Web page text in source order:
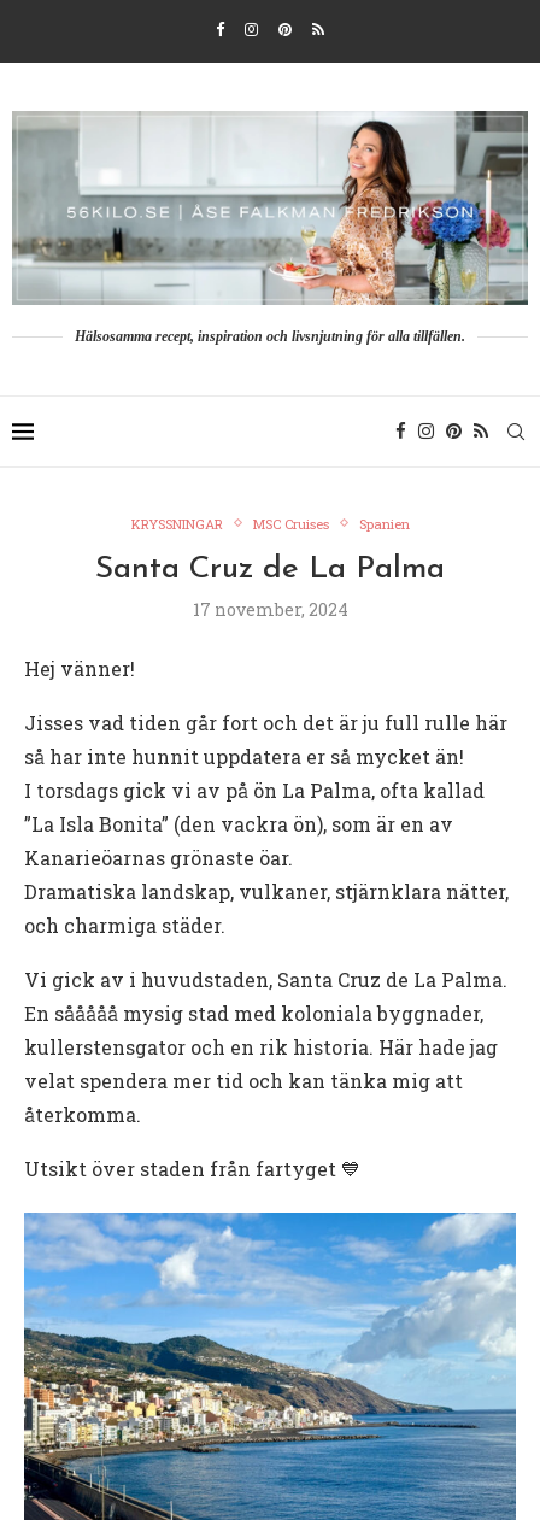
Hälsosamma recept, inspiration och livsnjutning för alla tillfällen.
KRYSSNINGAR MSC Cruises Spanien
Santa Cruz de La Palma
17 november, 2024
Hej vänner!
Jisses vad tiden går fort och det är ju full rulle här
så har inte hunnit uppdatera er så mycket än!
I torsdags gick vi av på ön La Palma, ofta kallad
”La Isla Bonita” (den vackra ön), som är en av
Kanarieöarnas grönaste öar.
Dramatiska landskap, vulkaner, stjärnklara nätter,
och charmiga städer.
Vi gick av i huvudstaden, Santa Cruz de La Palma.
En sååååå mysig stad med koloniala byggnader,
kullerstensgator och en rik historia. Här hade jag
velat spendera mer tid och kan tänka mig att
återkomma.
Utsikt över staden från fartyget 💙